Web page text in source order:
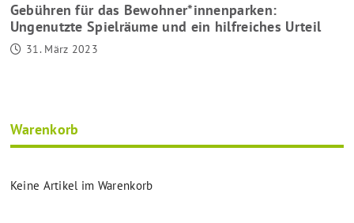
Gebühren für das Bewohner*innenparken:
Ungenutzte Spielräume und ein hilfreiches Urteil
31. März 2023
Warenkorb
Keine Artikel im Warenkorb